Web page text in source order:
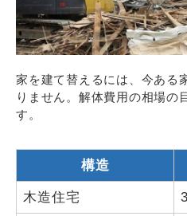
家を建て替えるには、今ある
りません。解体費用の相場の
す。
構造
木造住宅